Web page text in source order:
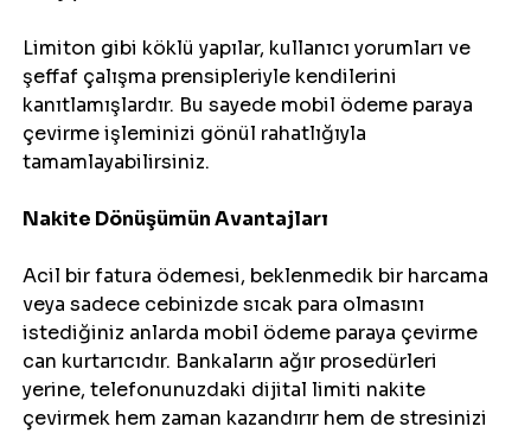
Limiton gibi köklü yapılar, kullanıcı yorumları ve
şeffaf çalışma prensipleriyle kendilerini
kanıtlamışlardır. Bu sayede mobil ödeme paraya
çevirme işleminizi gönül rahatlığıyla
tamamlayabilirsiniz.
Nakite Dönüşümün Avantajları
Acil bir fatura ödemesi, beklenmedik bir harcama
veya sadece cebinizde sıcak para olmasını
istediğiniz anlarda mobil ödeme paraya çevirme
can kurtarıcıdır. Bankaların ağır prosedürleri
yerine, telefonunuzdaki dijital limiti nakite
çevirmek hem zaman kazandırır hem de stresinizi